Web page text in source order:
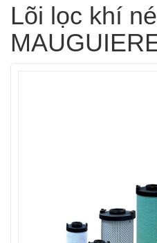
Lõi lọc khí